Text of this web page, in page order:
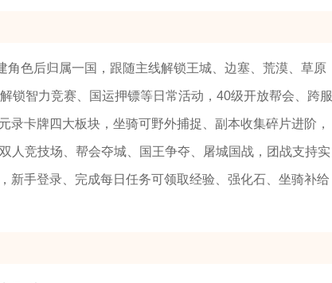
色后归属一国，跟随主线解锁王城、边塞、荒漠、草原
锁智力竞赛、国运押镖等日常活动，40级开放帮会、跨服
卡牌四大板块，坐骑可野外捕捉、副本收集碎片进阶，
人竞技场、帮会夺城、国王争夺、屠城国战，团战支持实
新手登录、完成每日任务可领取经验、强化石、坐骑补给